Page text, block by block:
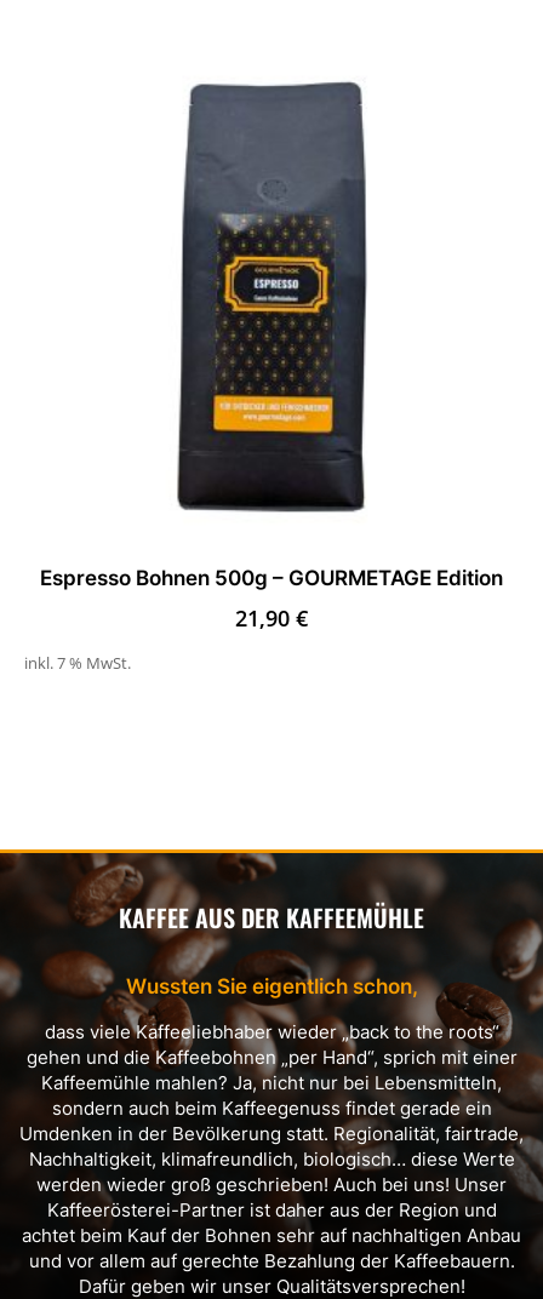
Espresso Bohnen 500g – GOURMETAGE Edition
21,90 €
inkl. 7 % MwSt.
KAFFEE AUS DER KAFFEEMÜHLE
Wussten Sie eigentlich schon,
dass viele Kaffeeliebhaber wieder „back to the roots“
gehen und die Kaffeebohnen „per Hand“, sprich mit einer
Kaffeemühle mahlen? Ja, nicht nur bei Lebensmitteln,
sondern auch beim Kaffeegenuss findet gerade ein
Umdenken in der Bevölkerung statt. Regionalität, fairtrade,
Nachhaltigkeit, klimafreundlich, biologisch… diese Werte
werden wieder groß geschrieben! Auch bei uns! Unser
Kaffeerösterei-Partner ist daher aus der Region und
achtet beim Kauf der Bohnen sehr auf nachhaltigen Anbau
und vor allem auf gerechte Bezahlung der Kaffeebauern.
Dafür geben wir unser Qualitätsversprechen!